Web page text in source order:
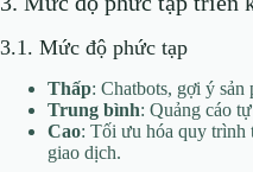
3.1. Mức độ phức tạp
Thấp: Chatbots, gợi ý sản
Trung bình: Quảng cáo
Cao: Tối ưu hóa quy trình
giao dịch.